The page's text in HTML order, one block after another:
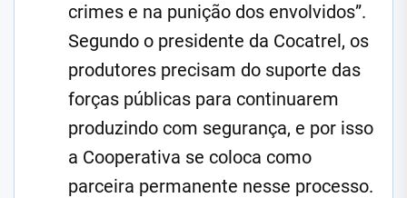
crimes e na punição dos envolvidos”.
Segundo o presidente da Cocatrel, os
produtores precisam do suporte das
forças públicas para continuarem
produzindo com segurança, e por isso
a Cooperativa se coloca como
parceira permanente nesse processo.